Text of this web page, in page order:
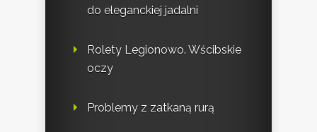
do eleganckiej jadalni
Rolety Legionowo. Wścibskie
oczy
Problemy z zatkaną rurą